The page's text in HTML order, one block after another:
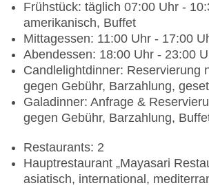
Frühstück: täglich 07:00 Uhr -
amerikanisch, Buffet
Mittagessen: 11:00 Uhr - 17:00
Abendessen: 18:00 Uhr - 23:00
Candlelightdinner: Reservierung
gegen Gebühr, Barzahlung,
Galadinner: Anfrage &
gegen Gebühr, Barzahlung,
Restaurants: 2
Hauptrestaurant „Mayasari
asiatisch, international,